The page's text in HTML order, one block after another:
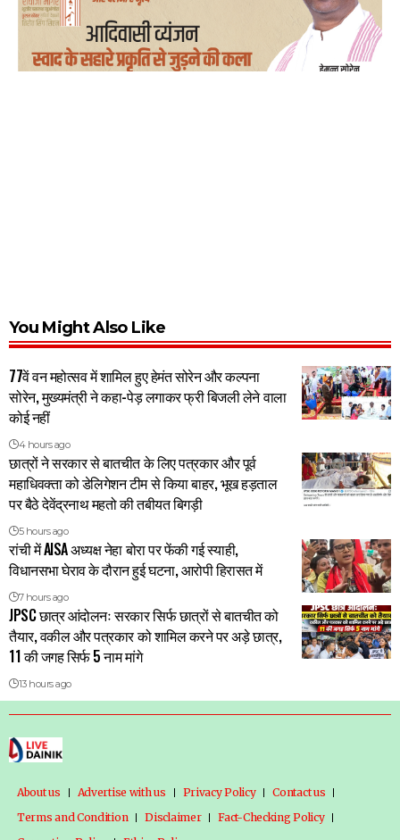
You Might Also Like
77वें वन महोत्सव में शामिल हुए हेमंत सोरेन और कल्पना
सोरेन, मुख्यमंत्री ने कहा-पेड़ लगाकर फ्री बिजली लेने वाला
कोई नहीं
4 hours ago
छात्रों ने सरकार से बातचीत के लिए पत्रकार और पूर्व
महाधिवक्ता को डेलिगेशन टीम से किया बाहर, भूख हड़ताल
पर बैठे देवेंद्रनाथ महतो की तबीयत बिगड़ी
5 hours ago
रांची में AISA अध्यक्ष नेहा बोरा पर फेंकी गई स्याही,
विधानसभा घेराव के दौरान हुई घटना, आरोपी हिरासत में
7 hours ago
JPSC छात्र आंदोलनः सरकार सिर्फ छात्रों से बातचीत को
तैयार, वकील और पत्रकार को शामिल करने पर अड़े छात्र,
11 की जगह सिर्फ 5 नाम मांगे
13 hours ago
About us Advertise with us Privacy Policy
Contact us
Terms and Condition
Disclaimer
Fact-Checking Policy